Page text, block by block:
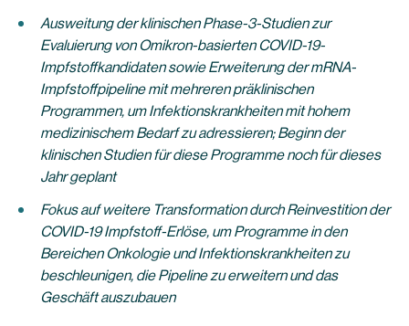
Ausweitung der klinischen Phase-3-Studien zur
Evaluierung von Omikron-basierten COVID-19-
Impfstoffkandidaten sowie Erweiterung der mRNA-
Impfstoffpipeline mit mehreren präklinischen
Programmen, um Infektionskrankheiten mit hohem
medizinischem Bedarf zu adressieren; Beginn der
klinischen Studien für diese Programme noch für dieses
Jahr geplant
Fokus auf weitere Transformation durch Reinvestition der
COVID-19 Impfstoff-Erlöse, um Programme in den
Bereichen Onkologie und Infektionskrankheiten zu
beschleunigen, die Pipeline zu erweitern und das
Geschäft auszubauen